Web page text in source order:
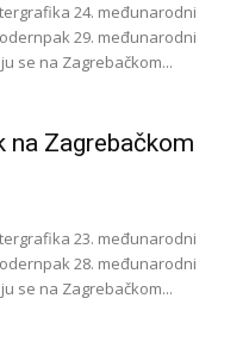
24. međunarodni
29. međunarodni
se na Zagrebačkom...
na Zagrebačkom
23. međunarodni
28. međunarodni
se na Zagrebačkom...